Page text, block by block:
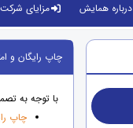
درباره همایش مزایای
چاپ رایگان و امتیاز
با توجه به تصمیم شورای
چاپ